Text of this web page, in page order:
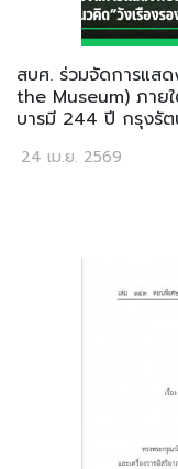
สบศ. ร่วมจัดการแ
the Museum) ภายใ
บารมี 244 ปี กรุงรัต
24 เม.ย. 2569